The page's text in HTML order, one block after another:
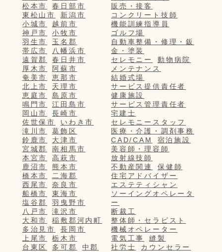
松本市
春日部市
東松山市
新潟市
小城市
越前市
神戸市
小牧市
羽生市
玉名郡
帯広市
八幡浜市
遠賀郡
春日井市
厚木市
阿蘇市
奄美市
恵那市
北上市
天理市
恵庭市
島原市
鳴門市
江田島市
岡山市
長崎市
佐世保市
いわき市
滝川市
葛飾区
鈴鹿市
大津市
宮城郡
南相馬市
本宮市
高萩市
鹿沼市
熊本市
橋本市
二海郡
西尾市
奈良市
船橋市
東海市
塩谷郡
羽曳野市
八戸市
滝沢市
大和市
稲敷郡河内町
多治見市
長岡市
上尾市
栃木市
台東区
多可郡 中郡
販売・接客
コンクリート技師
機能訓練指導員
ゴルフ場
自動車整備・修理・鈑
金・塗装
セレモニー
動物病院
メンテナンス
結婚式場
サービス提供責任者
健康施設
サービス管理責任者
宅建士
セレモニースタッフ
医療・介護・調剤事務
CAD/CAM
宿泊施設
美容師・理容師
放射線技師
不動産関連
保健師
住宅アドバイザー
エステティシャン
ソーイングオペレータ
ー
断裁工
整体師・セラピスト
機械オペレーター
電気工事
縫製
社労士
カウンセラー